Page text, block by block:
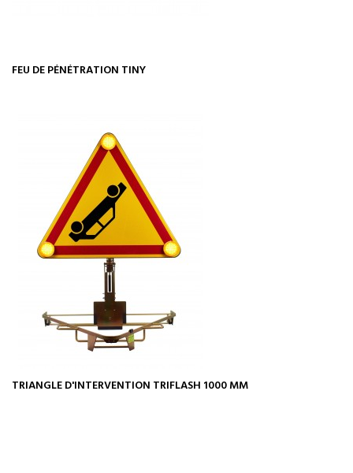
FEU DE PÉNÉTRATION TINY
TRIANGLE D'INTERVENTION TRIFLASH 1000 MM